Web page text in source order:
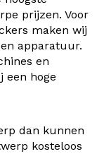
prijzen. Voor
maken wij
apparatuur.
en
een hoge
dan kunnen
kosteloos